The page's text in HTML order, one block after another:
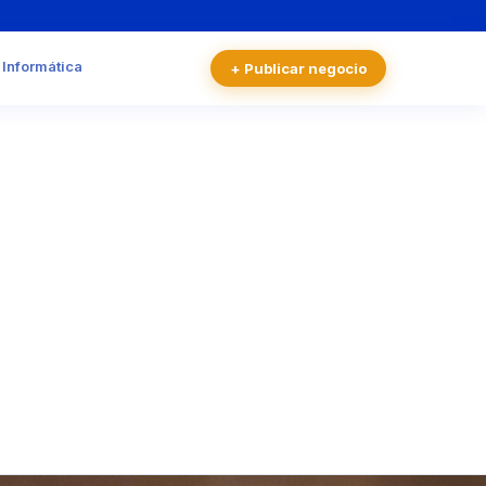
Informática + Publicar negocio